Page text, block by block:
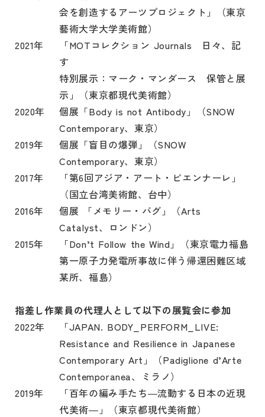
会を創造するアーツプロジェクト」（東京
藝術大学大学美術館）
2021年
「MOTコレクション Journals 日々、記
す
特別展示：マーク・マンダース 保管と展
示」（東京都現代美術館）
2020年
個展「Body is not Antibody」（SNOW
Contemporary、東京）
2019年
個展「盲目の爆弾」（SNOW
Contemporary、東京）
2017年
「第6回アジア・アート・ビエンナーレ」
（国立台湾美術館、台中）
2016年
個展 「メモリー・バグ」（Arts
Catalyst、ロンドン）
2015年
「Don’t Follow the Wind」（東京電力福島
第一原子力発電所事故に伴う帰還困難区域
某所、福島）
指差し作業員の代理人として以下の展覧会に参加
2022年
「JAPAN. BODY_PERFORM_LIVE:
Resistance and Resilience in Japanese
Contemporary Art」（Padiglione d’Arte
Contemporanea、ミラノ）
2019年
「百年の編み手たち―流動する日本の近現
代美術―」（東京都現代美術館）